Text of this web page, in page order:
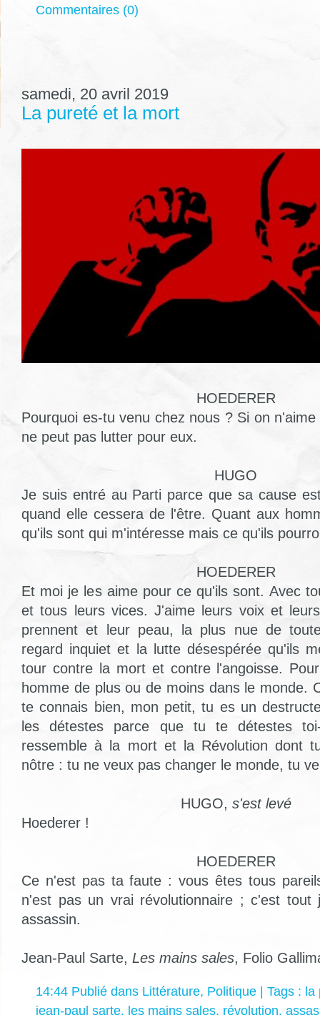
Commentaires (0)
samedi, 20 avril 2019
La pureté et la mort
HOEDERER
Pourquoi es-tu venu chez nous ? Si on
ne peut pas lutter pour eux.
HUGO
Je suis entré au Parti parce que sa cause
quand elle cessera de l'être. Quant aux
qu'ils sont qui m'intéresse mais ce qu'ils
HOEDERER
Et moi je les aime pour ce qu'ils sont. Avec
et tous leurs vices. J'aime leurs voix et
prennent et leur peau, la plus nue de
regard inquiet et la lutte désespérée qu'ils
tour contre la mort et contre l'angoisse.
homme de plus ou de moins dans le monde.
te connais bien, mon petit, tu es un
les détestes parce que tu te détestes
ressemble à la mort et la Révolution dont
nôtre : tu ne veux pas changer le monde, tu
HUGO, s'est levé
Hoederer !
HOEDERER
Ce n'est pas ta faute : vous êtes tous
n'est pas un vrai révolutionnaire ; c'est
assassin.
Jean-Paul Sarte, Les mains sales, Folio
14:44 Publié dans Littérature, Politique | Tags : la
jean-paul sarte, les mains sales, révolution,